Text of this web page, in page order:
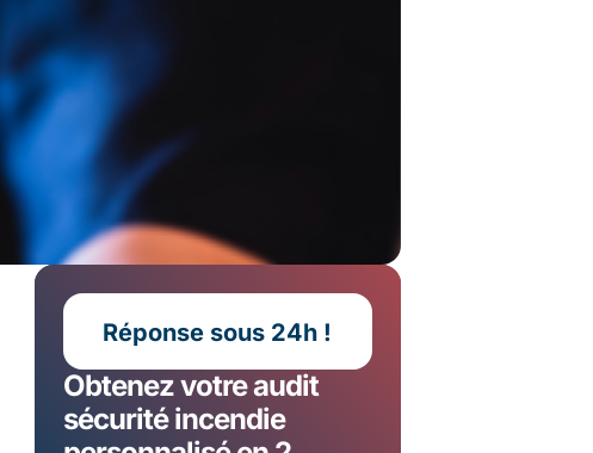
Réponse sous 24h !
Obtenez votre audit
sécurité incendie